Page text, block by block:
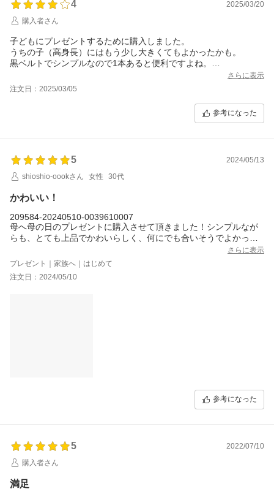
字
体
4
2025/03/20
購入者さん
子どもにプレゼントするために購入しました。
うちの子（高身長）にはもう少し大きくてもよかったかも。
黒ベルトでシンプルなので1本あると便利ですよね。
さらに表示
注文日：2025/03/05
参考になった
5
2024/05/13
shioshio-oookさん
女性 30代
かわいい！
209584-20240510-0039610007
母へ母の日のプレゼントに購入させて頂きました！シンプルなが
らも、とても上品でかわいらしく、何にでも合いそうでよかった
です！発送も早く、助かりました！ありがとうございました！
さらに表示
プレゼント｜家族へ｜はじめて
注文日：2024/05/10
参考になった
5
2022/07/10
購入者さん
満足